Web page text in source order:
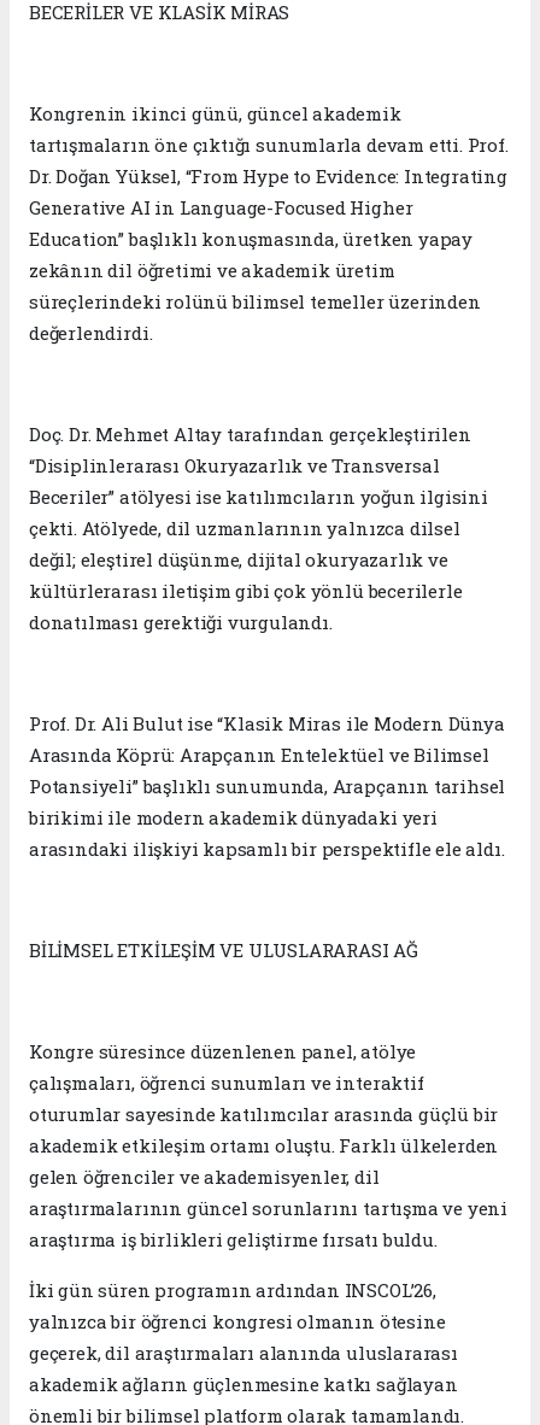
BECERİLER VE KLASİK MİRAS
Kongrenin ikinci günü, güncel akademik
tartışmaların öne çıktığı sunumlarla devam etti. Prof.
Dr. Doğan Yüksel, “From Hype to Evidence: Integrating
Generative AI in Language-Focused Higher
Education” başlıklı konuşmasında, üretken yapay
zekânın dil öğretimi ve akademik üretim
süreçlerindeki rolünü bilimsel temeller üzerinden
değerlendirdi.
Doç. Dr. Mehmet Altay tarafından gerçekleştirilen
“Disiplinlerarası Okuryazarlık ve Transversal
Beceriler” atölyesi ise katılımcıların yoğun ilgisini
çekti. Atölyede, dil uzmanlarının yalnızca dilsel
değil; eleştirel düşünme, dijital okuryazarlık ve
kültürlerarası iletişim gibi çok yönlü becerilerle
donatılması gerektiği vurgulandı.
Prof. Dr. Ali Bulut ise “Klasik Miras ile Modern Dünya
Arasında Köprü: Arapçanın Entelektüel ve Bilimsel
Potansiyeli” başlıklı sunumunda, Arapçanın tarihsel
birikimi ile modern akademik dünyadaki yeri
arasındaki ilişkiyi kapsamlı bir perspektifle ele aldı.
BİLİMSEL ETKİLEŞİM VE ULUSLARARASI AĞ
Kongre süresince düzenlenen panel, atölye
çalışmaları, öğrenci sunumları ve interaktif
oturumlar sayesinde katılımcılar arasında güçlü bir
akademik etkileşim ortamı oluştu. Farklı ülkelerden
gelen öğrenciler ve akademisyenler, dil
araştırmalarının güncel sorunlarını tartışma ve yeni
araştırma iş birlikleri geliştirme fırsatı buldu.
İki gün süren programın ardından INSCOL’26,
yalnızca bir öğrenci kongresi olmanın ötesine
geçerek, dil araştırmaları alanında uluslararası
akademik ağların güçlenmesine katkı sağlayan
önemli bir bilimsel platform olarak tamamlandı.